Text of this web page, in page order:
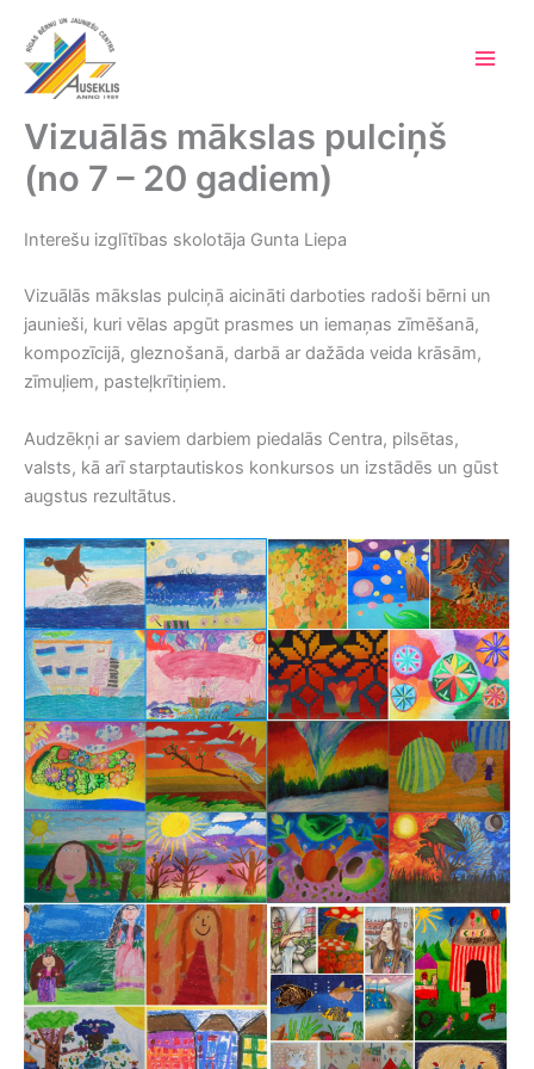
content
Vizuālās mākslas pulciņš
(no 7 – 20 gadiem)
Interešu izglītības skolotāja Gunta Liepa
Vizuālās mākslas pulciņā aicināti darboties radoši bērni un
jaunieši, kuri vēlas apgūt prasmes un iemaņas zīmēšanā,
kompozīcijā, gleznošanā, darbā ar dažāda veida krāsām,
zīmuļiem, pasteļkrītiņiem.
Audzēkņi ar saviem darbiem piedalās Centra, pilsētas,
valsts, kā arī starptautiskos konkursos un izstādēs un gūst
augstus rezultātus.